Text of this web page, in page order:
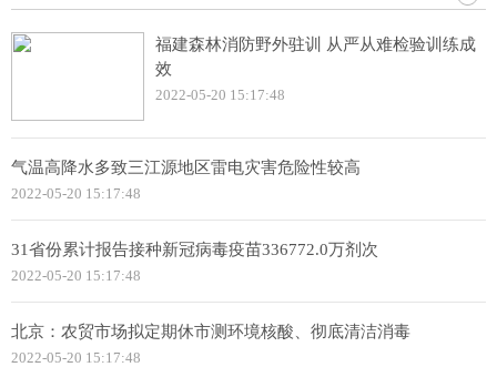
福建森林消防野外驻训 从严从难检验训练成
效
2022-05-20 15:17:48
气温高降水多致三江源地区雷电灾害危险性较高
2022-05-20 15:17:48
31省份累计报告接种新冠病毒疫苗336772.0万剂次
2022-05-20 15:17:48
北京：农贸市场拟定期休市测环境核酸、彻底清洁消毒
2022-05-20 15:17:48